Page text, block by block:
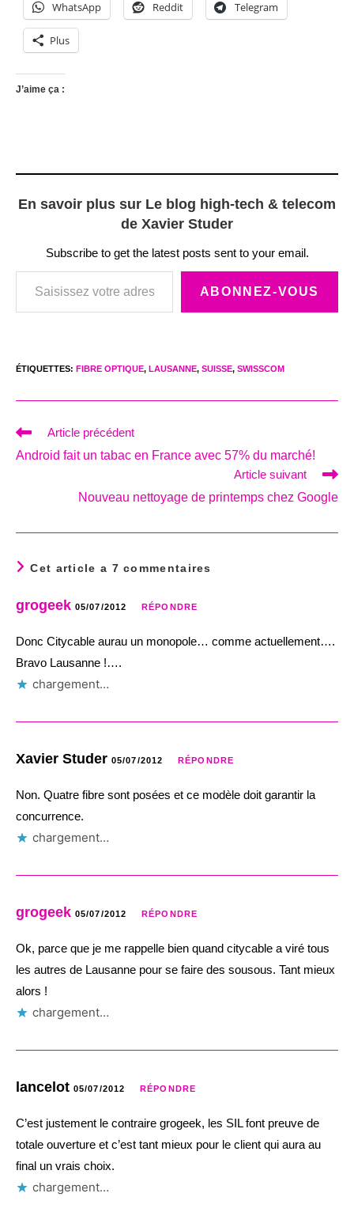
WhatsApp Reddit Telegram
Plus
J’aime ça :
En savoir plus sur Le blog high-tech & telecom
de Xavier Studer
Subscribe to get the latest posts sent to your email.
Saisissez votre adresse e-mail…
ABONNEZ-VOUS
ÉTIQUETTES: FIBRE OPTIQUE, LAUSANNE, SUISSE, SWISSCOM
Read
articles
Article précédent
Android fait un tabac en France avec 57% du marché!
Article suivant
Nouveau nettoyage de printemps chez Google
Cet article a 7 commentaires
grogeek 05/07/2012 RÉPONDRE
Donc Citycable aurau un monopole… comme actuellement….
Bravo Lausanne !….
chargement…
Xavier Studer 05/07/2012 RÉPONDRE
Non. Quatre fibre sont posées et ce modèle doit garantir la
concurrence.
chargement…
grogeek 05/07/2012 RÉPONDRE
Ok, parce que je me rappelle bien quand citycable a viré tous
les autres de Lausanne pour se faire des sousous. Tant mieux
alors !
chargement…
lancelot 05/07/2012 RÉPONDRE
C’est justement le contraire grogeek, les SIL font preuve de
totale ouverture et c’est tant mieux pour le client qui aura au
final un vrais choix.
chargement…